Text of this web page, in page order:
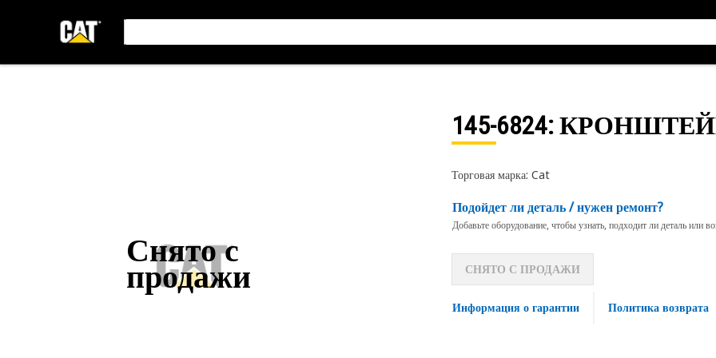
Снято с
продажи
145-6824:
Торговая марка: Cat
Подойдет ли деталь / нужен ремонт?
Добавьте оборудование, чтобы узнать, подходит ли деталь или
СНЯТО С ПРОДАЖИ
Информация о гарантии Политика возврата